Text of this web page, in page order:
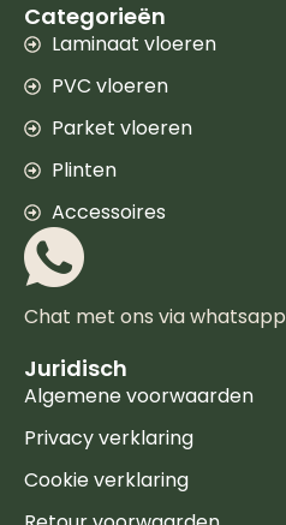
Categorieën
Laminaat vloeren
PVC vloeren
Parket vloeren
Plinten
Accessoires
Chat met ons via whatsapp
Juridisch
Algemene voorwaarden
Privacy verklaring
Cookie verklaring